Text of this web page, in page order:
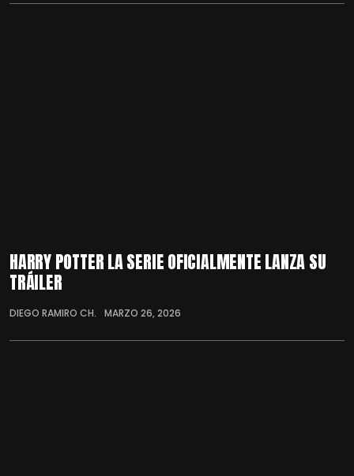
HARRY POTTER LA SERIE OFICIALMENTE LANZA SU
TRÁILER
DIEGO RAMIRO CH. MARZO 26, 2026